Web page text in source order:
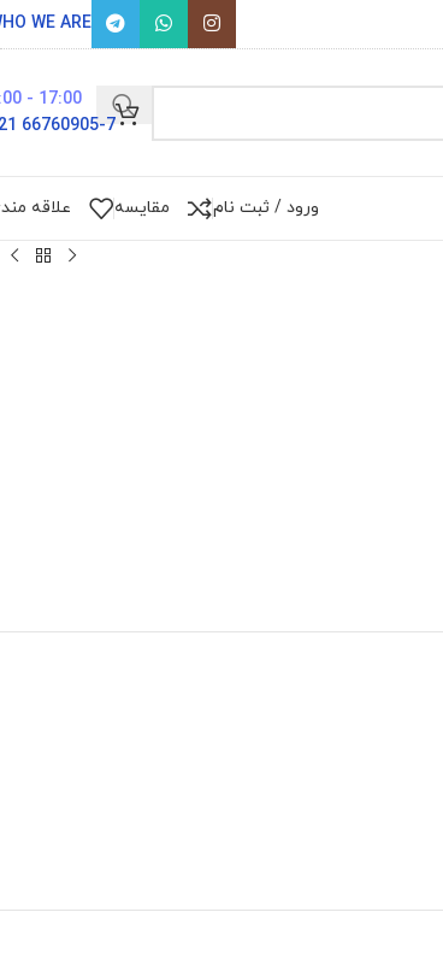
WE ARE
17:00 - 9:00
66760905-7 021
ورود / ثبت نام مقایسه علاقه